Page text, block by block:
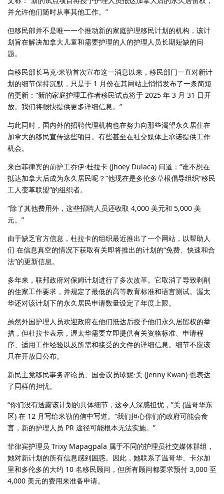
并允许他们随时从事其他工作。”
但移民部并不是唯一一个推动新的家庭护理移民计划的机构，该计
划旨在解决加拿大儿童和需要护理的人的护理人员长期短缺的问
题。
自移民部长马克·米勒首次宣布这一消息以来，移民部门一直对新计
划的细节保持沉默，只是于 1 月份在其网站上悄悄发布了一条简短
的更新：“新的家庭护理工作者移民试点将于 2025 年 3 月 31 日开
放。我们将很快提供更多详细信息。”
与此同时，国内外的招聘代理机构也在努力向那些渴望永久居住在
加拿大的移民宣传这些项目。有些甚至在社交媒体上承诺提供工作
机会。
来自菲律宾的前护工乔伊·杜拉卡 (Jhoey Dulaca) 问道：“谁不想在
抵达加拿大后成为永久居民呢？”他现在是多伦多草根倡导组织“移民
工人变革联盟”的组织者。
“除了其他费用外，这些招聘人员还收取 4,000 美元和 5,000 美
元。”
由于缺乏官方信息，杜拉卡的组织最近推出了一个网站，以帮助人
们 在信息真空的情况下获取有关即将推出的计划的“免费、快速和合
法”的更新信息。
多年来，联邦政府对保姆计划进行了多次改革。它取消了导致剥削
的住家工作要求，并规定了最低的高等教育标准和语言测试。渥太
华还对该计划下的永久居民申请数量设定了年度上限。
虽然外国护理人员欢迎政府在他们抵达后授予他们永久居留权的举
措，但杜拉卡表示，渥太华需要立即提供有关资格标准、申请程
序、适用工作经验以及所需和接受的文件的详细信息。细节不应该
只在开放日公布。
新民主党移民事务评论员、国会议员珍妮·关 (Jenny Kwan) 也表达
了同样的担忧。
“你们没有透露该计划的具体细节，这令人深感担忧，”关 (温哥华东
区) 在 12 月写给米勒的信中写道。“我们担心你们的政府可能会食
言，新的护理人员 PR 途径可能根本无法实施。”
菲律宾护理员 Trixy Mapagpala 属于不同的护理员社交媒体群组，
她对新计划的所有信息感到困惑。因此，她联系了温哥华、卡尔加
里和多伦多的大约 10 名移民顾问，但所有顾问都要求预付 3,000 至
4,000 美元的费用来准备申请。